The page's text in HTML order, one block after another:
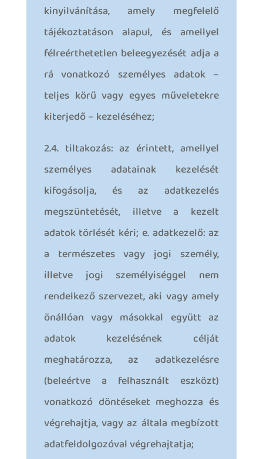
kinyilvánítása, amely megfelelő
tájékoztatáson alapul, és amellyel
félreérthetetlen beleegyezését adja a
rá vonatkozó személyes adatok –
teljes körű vagy egyes műveletekre
kiterjedő – kezeléséhez;
2.4. tiltakozás: az érintett, amellyel
személyes adatainak kezelését
kifogásolja, és az adatkezelés
megszüntetését, illetve a kezelt
adatok törlését kéri; e. adatkezelő: az
a természetes vagy jogi személy,
illetve jogi személyiséggel nem
rendelkező szervezet, aki vagy amely
önállóan vagy másokkal együtt az
adatok kezelésének célját
meghatározza, az adatkezelésre
(beleértve a felhasznált eszközt)
vonatkozó döntéseket meghozza és
végrehajtja, vagy az általa megbízott
adatfeldolgozóval végrehajtatja;